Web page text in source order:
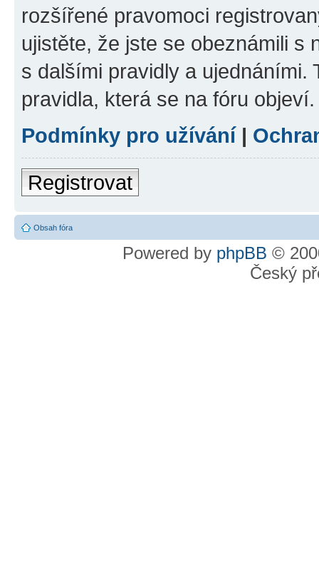
rozšířené pravomoci
ujistěte, že jste se obeznámili s
s dalšími pravidly a ujednáními.
pravidla, která se na fóru objeví.
Podmínky pro užívání|
Registrovat
Obsah fóra
Powered by phpBB ©
Český